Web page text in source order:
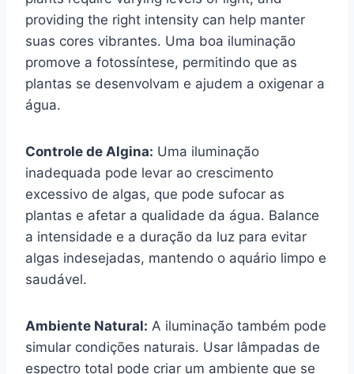
providing the right intensity can help manter
suas cores vibrantes. Uma boa iluminação
promove a fotossíntese, permitindo que as
plantas se desenvolvam e ajudem a oxigenar a
água.
Controle de Algina: Uma iluminação
inadequada pode levar ao crescimento
excessivo de algas, que pode sufocar as
plantas e afetar a qualidade da água. Balance
a intensidade e a duração da luz para evitar
algas indesejadas, mantendo o aquário limpo e
saudável.
Ambiente Natural: A iluminação também pode
simular condições naturais. Usar lâmpadas de
espectro total pode criar um ambiente que se